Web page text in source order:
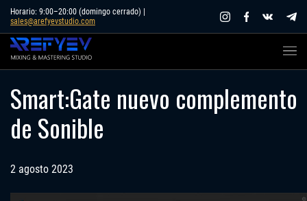
Skip
content
Horario: 9:00–20:00 (domingo cerrado) |
sales@arefyevstudio.com
Smart:Gate nuevo complemento
de Sonible
2 agosto 2023